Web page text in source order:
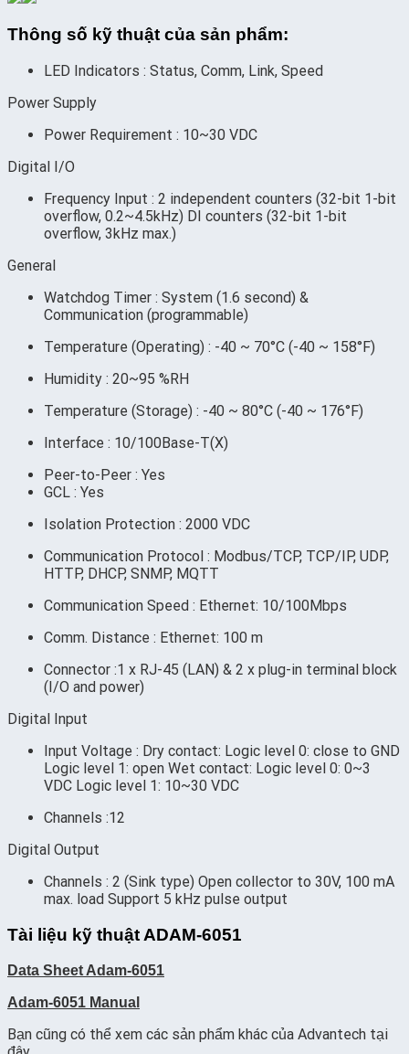
Thông số kỹ thuật của sản phẩm:
LED Indicators : Status, Comm, Link, Speed
Power Supply
Power Requirement : 10~30 VDC
Digital I/O
Frequency Input : 2 independent counters (32-bit 1-bit
overflow, 0.2~4.5kHz) DI counters (32-bit 1-bit
overflow, 3kHz max.)
General
Watchdog Timer : System (1.6 second) &
Communication (programmable)
Temperature (Operating) : -40 ~ 70°C (-40 ~ 158°F)
Humidity : 20~95 %RH
Temperature (Storage) : -40 ~ 80°C (-40 ~ 176°F)
Interface : 10/100Base-T(X)
Peer-to-Peer : Yes
GCL : Yes
Isolation Protection : 2000 VDC
Communication Protocol : Modbus/TCP, TCP/IP, UDP,
HTTP, DHCP, SNMP, MQTT
Communication Speed : Ethernet: 10/100Mbps
Comm. Distance : Ethernet: 100 m
Connector :1 x RJ-45 (LAN) & 2 x plug-in terminal block
(I/O and power)
Digital Input
Input Voltage : Dry contact: Logic level 0: close to GND
Logic level 1: open Wet contact: Logic level 0: 0~3
VDC Logic level 1: 10~30 VDC
Channels :12
Digital Output
Channels : 2 (Sink type) Open collector to 30V, 100 mA
max. load Support 5 kHz pulse output
Tài liệu kỹ thuật ADAM-6051
Data Sheet Adam-6051
Adam-6051 Manual
Bạn cũng có thể xem các sản phẩm khác của Advantech tại